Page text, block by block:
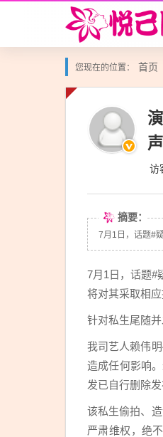
您现在的位置： 首页
访
摘要：
7月1日，话题#
7月1日，话题#
将对其采取相
针对私生尾随
我司艺人赖伟
造成任何影响
发已自行删除发
该私生偷拍、
严肃维权，绝